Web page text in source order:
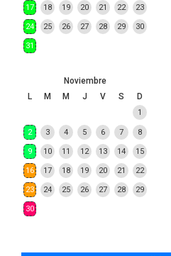
17 18 19 20 21 22 23
24 25 26 27 28 29 30
31
Noviembre
L
M M J V S D
1
2 3 4 5 6 7 8
9 10 11 12 13 14 15
16 17 18 19 20 21 22
23 24 25 26 27 28 29
30